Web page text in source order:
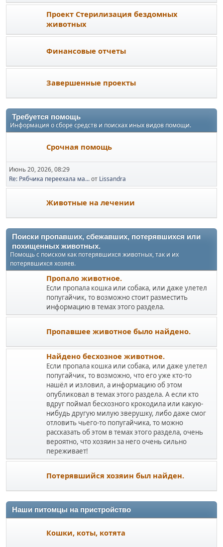
Проект Стерилизация бездомных
животных
Финансовые отчеты
Завершенные проекты
Требуется помощь
Информация о сборе средств и поисках иных видов помощи.
Срочная помощь
Июнь 20, 2026, 08:29
Re: Рябчика переехала ма...от Lissandra
Животные на лечении
Поиски пропавших, сбежавших, потерявшихся или
похищенных животных.
Помощь с поиском как потерявшихся животных, так и их
потерявшихся хозяев.
Пропало животное.
Если пропала кошка или собака, или даже улетел
попугайчик, то возможно стоит разместить
информацию в темах этого раздела.
Пропавшее животное было найдено.
Найдено бесхозное животное.
Если пропала кошка или собака, или даже улетел
попугайчик, то возможно, что его уже кто-то
нашёл и изловил, а информацию об этом
опубликовал в темах этого раздела. А если кто
вдруг поймал бесхозного крокодила или какую-
нибудь другую милую зверушку, либо даже смог
отловить чьего-то попугайчика, то можно
рассказать об этом в темах этого раздела, очень
вероятно, что хозяин за него очень сильно
переживает!
Потерявшийся хозяин был найден.
Наши питомцы на пристройство
Кошки, коты, котята